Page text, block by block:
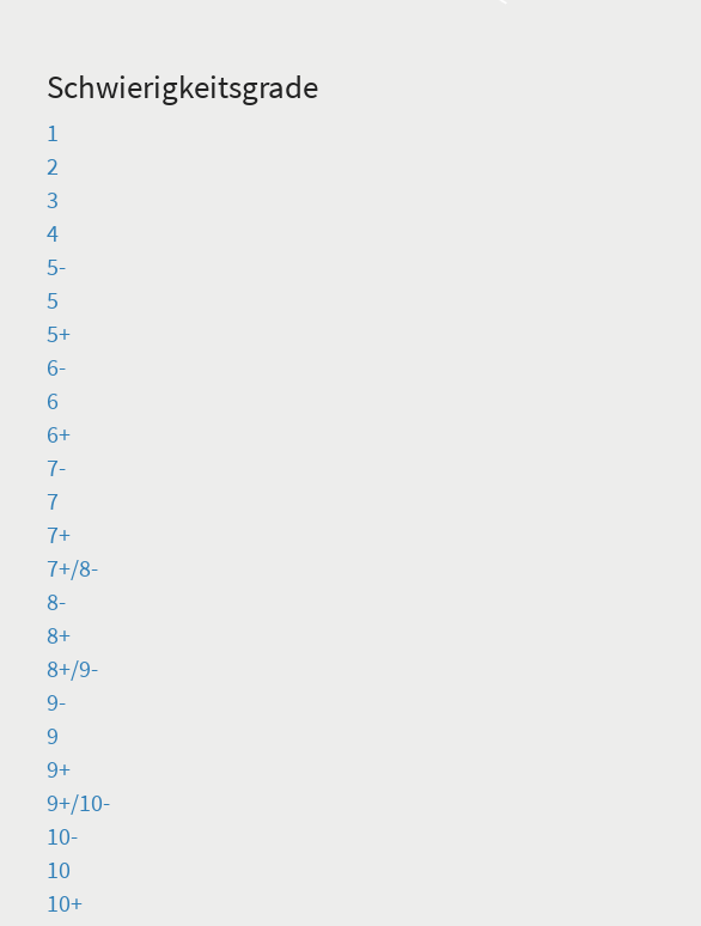
Schwierigkeitsgrade
1
2
3
4
5-
5
5+
6-
6
6+
7-
7
7+
7+/8-
8-
8+
8+/9-
9-
9
9+
9+/10-
10-
10
10+